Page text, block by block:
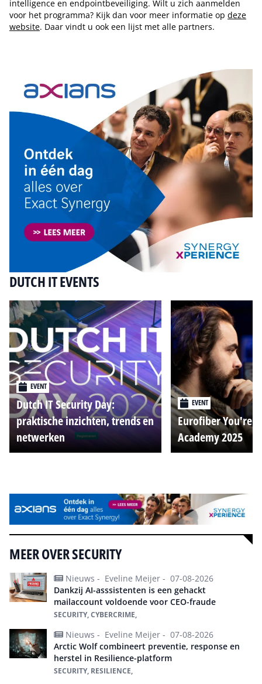
intelligence en endpointbeveiliging. Wilt u zich aanmelden
voor het programma? Kijk dan voor meer informatie op deze
website. Daar vindt u ook een lijst met alle partners.
DUTCH IT EVENTS
EVENT
Dutch IT Security Day:
praktische inzichten, trends en
netwerken
EVENT
Eurofiber You're
Academy 2025
MEER OVER SECURITY
Nieuws - Eveline Meijer - 07-08-2026
Dankzij AI-asssistenten is een gehackt
mailaccount voldoende voor CEO-fraude
SECURITY, CYBERCRIME,
Nieuws - Eveline Meijer - 07-08-2026
Arctic Wolf combineert preventie, response en
herstel in Resilience-platform
SECURITY, RESILIENCE,